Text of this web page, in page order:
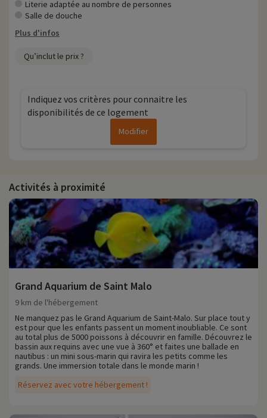
Literie adaptée au nombre de personnes
Salle de douche
Plus d'infos
Qu’inclut le prix ?
Indiquez vos critères pour connaitre les
disponibilités de ce logement
Modifier
Activités à proximité
Grand Aquarium de Saint Malo
Réservez avec votre hébergement !
9 km de l'hébergement
Ne manquez pas le Grand Aquarium de Saint-Malo. Sur place tout y
est pour que les enfants passent un moment inoubliable. Ce sont
au total plus de 5000 poissons à découvrir en famille. Découvrez le
bassin aux requins avec une vue à 360° et faites une ballade en
nautibus : un mini sous-marin qui ravira les petits comme les
grands. Une immersion totale dans le monde marin !